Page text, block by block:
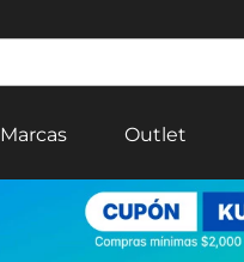
Marcas Outlet